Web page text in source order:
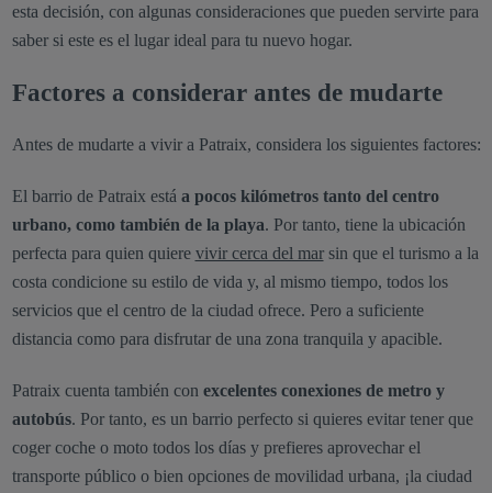
esta decisión, con algunas consideraciones que pueden servirte para
saber si este es el lugar ideal para tu nuevo hogar.
Factores a considerar antes de mudarte
Antes de mudarte a vivir a Patraix, considera los siguientes factores:
El barrio de Patraix está a pocos kilómetros tanto del centro
urbano, como también de la playa. Por tanto, tiene la ubicación
perfecta para quien quiere vivir cerca del marsin que el turismo a la
costa condicione su estilo de vida y, al mismo tiempo, todos los
servicios que el centro de la ciudad ofrece. Pero a suficiente
distancia como para disfrutar de una zona tranquila y apacible.
Patraix cuenta también con excelentes conexiones de metro y
autobús. Por tanto, es un barrio perfecto si quieres evitar tener que
coger coche o moto todos los días y prefieres aprovechar el
transporte público o bien opciones de movilidad urbana, ¡la ciudad